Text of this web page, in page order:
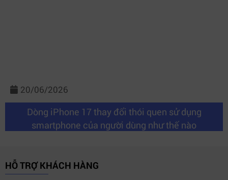
20/06/2026
Dòng iPhone 17 thay đổi thói quen sử dụng
smartphone của người dùng như thế nào
HỖ TRỢ KHÁCH HÀNG